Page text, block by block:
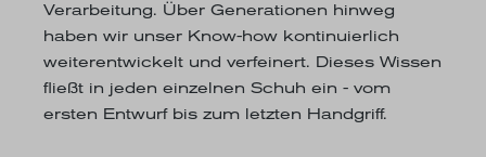
Verarbeitung. Über Generationen hinweg
haben wir unser Know-how kontinuierlich
weiterentwickelt und verfeinert. Dieses Wissen
fließt in jeden einzelnen Schuh ein - vom
ersten Entwurf bis zum letzten Handgriff.